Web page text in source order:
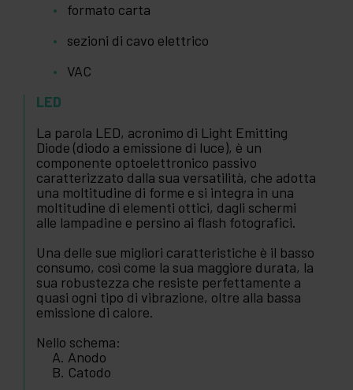
formato carta
sezioni di cavo elettrico
VAC
LED
La parola LED, acronimo di Light Emitting
Diode (diodo a emissione di luce), è un
componente optoelettronico passivo
caratterizzato dalla sua versatilità, che adotta
una moltitudine di forme e si integra in una
moltitudine di elementi ottici, dagli schermi
alle lampadine e persino ai flash fotografici.
Una delle sue migliori caratteristiche è il basso
consumo, così come la sua maggiore durata, la
sua robustezza che resiste perfettamente a
quasi ogni tipo di vibrazione, oltre alla bassa
emissione di calore.
Nello schema:
Anodo
Catodo